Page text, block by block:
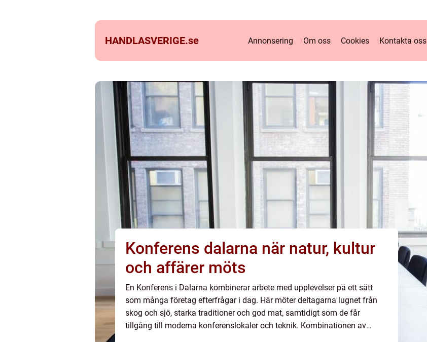
HANDLASVERIGE.se Annonsering Om oss Cookies Kontakta oss
Konferens dalarna när natur, kultur
och affärer möts
En Konferens i Dalarna kombinerar arbete med upplevelser på ett sätt
som många företag efterfrågar i dag. Här möter deltagarna lugnet från
skog och sjö, starka traditioner och god mat, samtidigt som de får
tillgång till moderna konferenslokaler och teknik. Kombinationen av